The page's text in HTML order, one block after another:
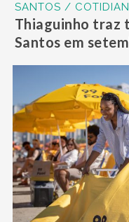
SANTOS /
Thiaguinho traz
Santos em